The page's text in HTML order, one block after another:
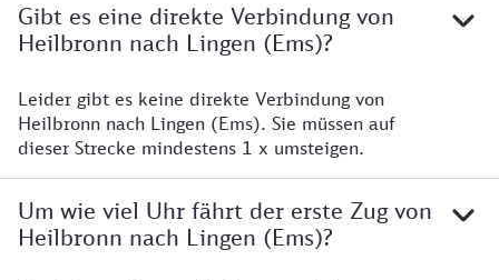
Gibt es eine direkte Verbindung von
Heilbronn nach Lingen (Ems)?
Leider gibt es keine direkte Verbindung von
Heilbronn nach Lingen (Ems). Sie müssen auf
dieser Strecke mindestens 1 x umsteigen.
Um wie viel Uhr fährt der erste Zug von
Heilbronn nach Lingen (Ems)?